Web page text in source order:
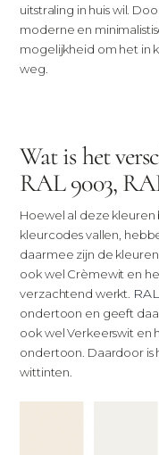
uitstraling in huis wil.
moderne en
mogelijkheid om het in
weg.
Wat is het
RAL 9003,
Hoewel al deze kleuren
kleurcodes vallen,
daarmee zijn de
ook wel Crèmewit en
verzachtend werkt.
ondertoon en geeft
ook wel Verkeerswit en
ondertoon. Daardoor is
wittinten.